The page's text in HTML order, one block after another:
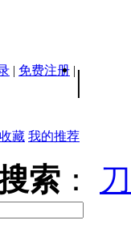
| 免费注册 | |
藏 我的推荐
索 ：